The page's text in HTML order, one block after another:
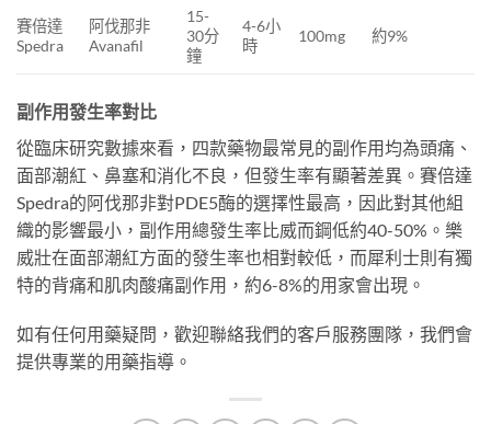
賽倍達
Spedra
阿伐那非
Avanafil
15-
30分
鐘
4-6小
時
100mg 約9%
副作用發生率對比
從臨床研究數據來看，四款藥物最常見的副作用均為頭痛、
面部潮紅、鼻塞和消化不良，但發生率有顯著差異。賽倍達
Spedra的阿伐那非對PDE5酶的選擇性最高，因此對其他組
織的影響最小，副作用總發生率比威而鋼低約40-50%。樂
威壯在面部潮紅方面的發生率也相對較低，而犀利士則有獨
特的背痛和肌肉酸痛副作用，約6-8%的用家會出現。
如有任何用藥疑問，歡迎聯絡我們的客戶服務團隊，我們會
提供專業的用藥指導。